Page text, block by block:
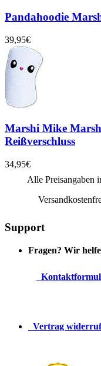
Pandahoodie
39,95€
Marshi Mike
Reißverschluss
34,95€
Alle Preisangaben
Support
Fragen? Wir
Vertrag